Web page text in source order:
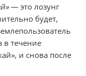
— это лозунг
будет,
в течение
и снова после